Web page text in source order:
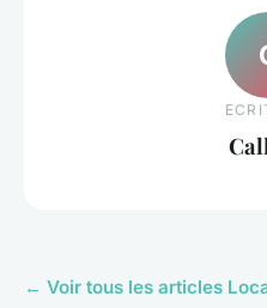
← Voir tous les articles